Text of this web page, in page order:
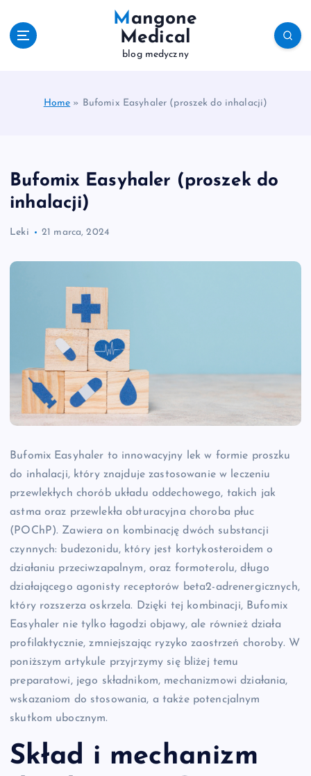
Mangone
Medical
blog medyczny
Home » Bufomix Easyhaler (proszek do inhalacji)
Bufomix Easyhaler (proszek do
inhalacji)
Leki 21 marca, 2024
Bufomix Easyhaler to innowacyjny lek w formie proszku
do inhalacji, który znajduje zastosowanie w leczeniu
przewlekłych chorób układu oddechowego, takich jak
astma oraz przewlekła obturacyjna choroba płuc
(POChP). Zawiera on kombinację dwóch substancji
czynnych: budezonidu, który jest kortykosteroidem o
działaniu przeciwzapalnym, oraz formoterolu, długo
działającego agonisty receptorów beta2-adrenergicznych,
który rozszerza oskrzela. Dzięki tej kombinacji, Bufomix
Easyhaler nie tylko łagodzi objawy, ale również działa
profilaktycznie, zmniejszając ryzyko zaostrzeń choroby. W
poniższym artykule przyjrzymy się bliżej temu
preparatowi, jego składnikom, mechanizmowi działania,
wskazaniom do stosowania, a także potencjalnym
skutkom ubocznym.
Skład i mechanizm